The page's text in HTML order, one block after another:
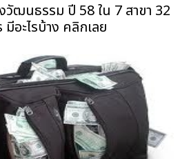
ฒนธรรม ปี 58 ใน 7 สาขา 32
มีอะไรบ้าง คลิกเลย